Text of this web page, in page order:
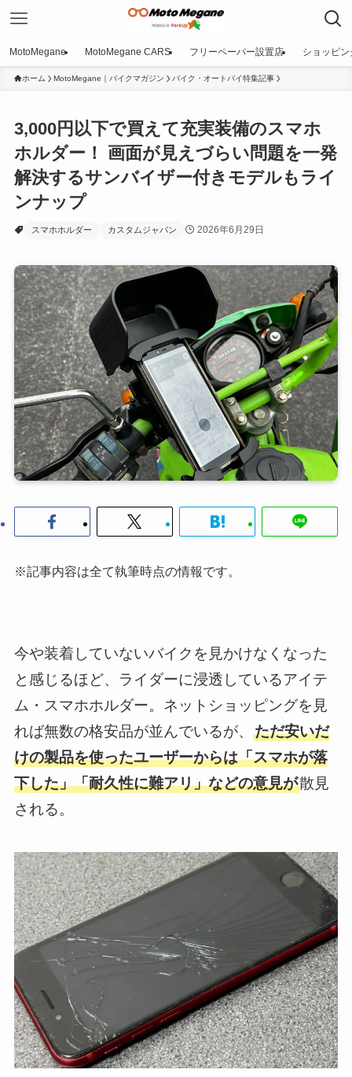
MotoMegane MotoMegane CARS フリーペーパー設置店 ショッピン
ホーム MotoMegane｜バイクマガジン バイク・オートバイ特集記事
3,000円以下で買えて充実装備のスマホ
ホルダー！ 画面が見えづらい問題を一発
解決するサンバイザー付きモデルもライ
ンナップ
スマホホルダー カスタムジャパン 2026年6月29日
※記事内容は全て執筆時点の情報です。
今や装着していないバイクを見かけなくなった
と感じるほど、ライダーに浸透しているアイテ
ム・スマホホルダー。ネットショッピングを見
れば無数の格安品が並んでいるが、 ただ安いだ
けの製品を使ったユーザーからは「スマホが落
下した」「耐久性に難アリ」などの意見が散見
される。